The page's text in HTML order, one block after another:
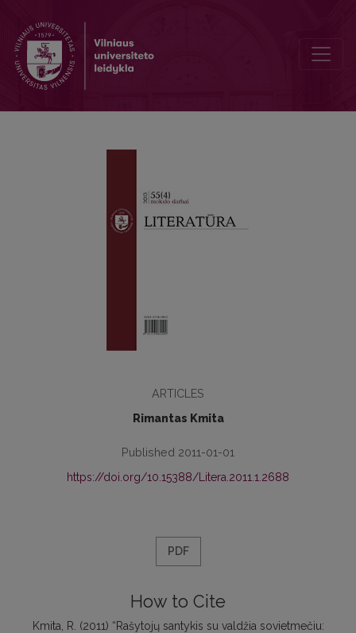
ARTICLES
Rimantas Kmita
Published 2011-01-01
https://doi.org/10.15388/Litera.2011.1.2688
PDF
How to Cite
Kmita, R. (2011) “Rašytojų santykis su valdžia sovietmečiu: